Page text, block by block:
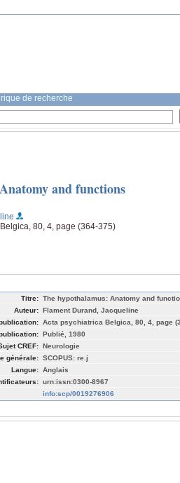
de recherche
and functions
80, 4, page (364-375)
Titre: The hypothalamus: Anatomy and
Auteur: Flament Durand, Jacqueline
Acta psychiatrica Belgica, 80, 4, page
Publié, 1980
CREF: Neurologie
générale: SCOPUS: re.j
Langue: Anglais
urn:issn:0300-8967
info:scp/0019276906